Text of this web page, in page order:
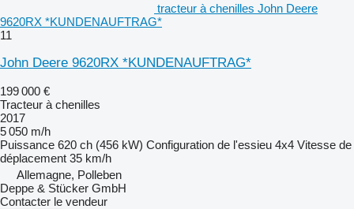
tracteur à chenilles John Deere
9620RX *KUNDENAUFTRAG*
11
John Deere 9620RX *KUNDENAUFTRAG*
199 000 €
Tracteur à chenilles
2017
5 050 m/h
Puissance 620 ch (456 kW) Configuration de l'essieu 4x4 Vitesse de
déplacement 35 km/h
Allemagne, Polleben
Deppe & Stücker GmbH
Contacter le vendeur